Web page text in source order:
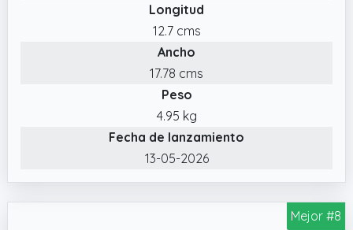
Longitud
12.7 cms
Ancho
17.78 cms
Peso
4.95 kg
Fecha de lanzamiento
13-05-2026
Mejor #8